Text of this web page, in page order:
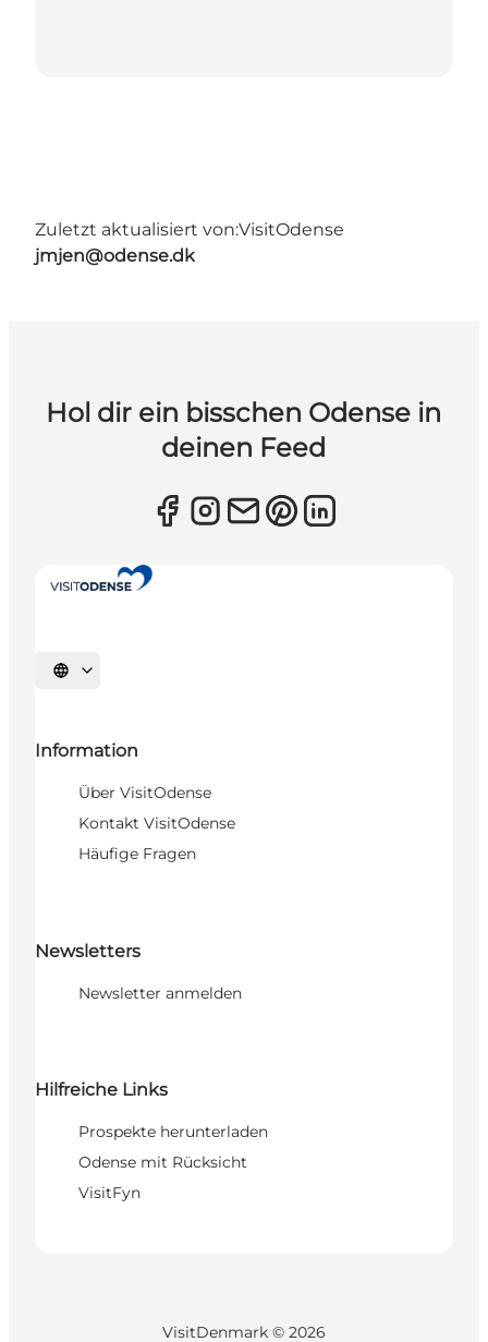
Zuletzt aktualisiert von:VisitOdense
jmjen@odense.dk
Hol dir ein bisschen Odense in
deinen Feed
Sprache auswählen
Information
Über VisitOdense
Kontakt VisitOdense
Häufige Fragen
Newsletters
Newsletter anmelden
Hilfreiche Links
Prospekte herunterladen
Odense mit Rücksicht
VisitFyn
VisitDenmark © 2026